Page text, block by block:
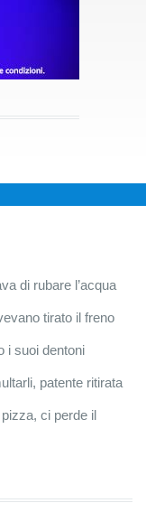
di rubare l’acqua
tirato il freno
i suoi dentoni
patente ritirata
ci perde il